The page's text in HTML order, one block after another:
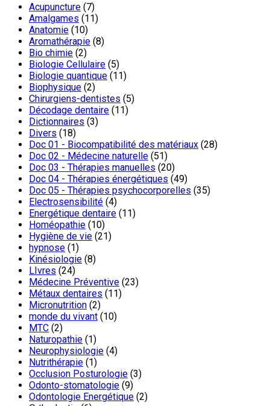
Acupuncture (7)
Amalgames (11)
Anatomie (10)
Aromathérapie (8)
Bio chimie (2)
Biologie Cellulaire (5)
Biologie quantique (11)
Biophysique (2)
Chirurgiens-dentistes (5)
Décodage dentaire (11)
Dictionnaires (3)
Divers (18)
Doc 01 - Biocompatibilité des matériaux (28)
Doc 02 - Médecine naturelle (51)
Doc 03 - Thérapies manuelles (20)
Doc 04 - Thérapies énergétiques (49)
Doc 05 - Thérapies psychocorporelles (35)
Electrosensibilité (4)
Energétique dentaire (11)
Homéopathie (10)
Hygiène de vie (21)
hypnose (1)
Kinésiologie (8)
LIvres (24)
Médecine Préventive (23)
Métaux dentaires (11)
Micronutrition (2)
monde du vivant (10)
MTC (2)
Naturopathie (1)
Neurophysiologie (4)
Nutrithérapie (1)
Occlusion Posturologie (3)
Odonto-stomatologie (9)
Odontologie Energétique (2)